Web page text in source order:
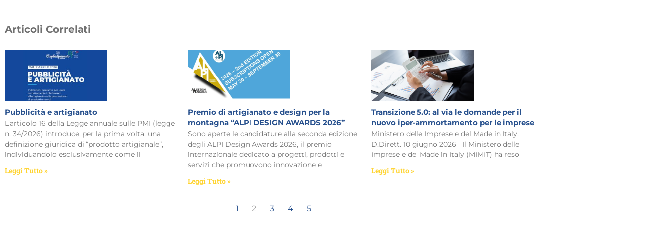
Articoli Correlati
Pubblicità e artigianato
L’articolo 16 della Legge annuale sulle PMI (legge
n. 34/2026) introduce, per la prima volta, una
definizione giuridica di “prodotto artigianale”,
individuandolo esclusivamente come il
Leggi Tutto »
Premio di artigianato e design per la
montagna “ALPI DESIGN AWARDS 2026”
Sono aperte le candidature alla seconda edizione
degli ALPI Design Awards 2026, il premio
internazionale dedicato a progetti, prodotti e
servizi che promuovono innovazione e
Leggi Tutto »
Transizione 5.0: al via le domande per il
nuovo iper-ammortamento per le imprese
Ministero delle Imprese e del Made in Italy,
D.Dirett. 10 giugno 2026 Il Ministero delle
Imprese e del Made in Italy (MIMIT) ha reso
Leggi Tutto »
1 2 3 4 5